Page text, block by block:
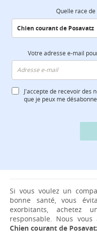
Quelle race
Votre adresse e-mail
J'accepte de recevoir des
que je peux me
Si vous voulez un
bonne santé, vous
exorbitants, achetez
responsable. Nous
Chien courant de